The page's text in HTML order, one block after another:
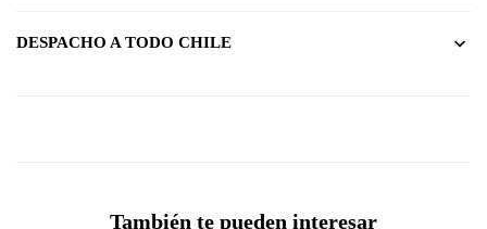
DESPACHO A TODO CHILE
También te pueden interesar